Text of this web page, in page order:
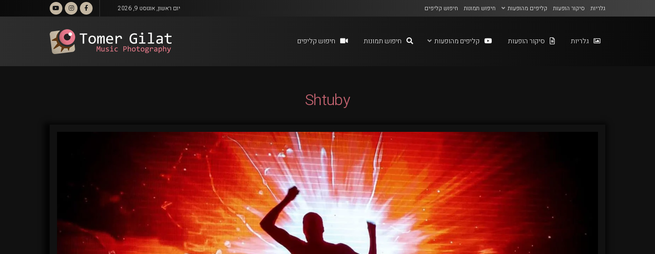
גלריות סיקור הופעות קליפים מהופעות חיפוש תמונות חיפוש קליפים יום ראשון, אוגוסט 9, 2026
גלריות סיקור הופעות קליפים מהופעות חיפוש תמונות חיפוש קליפים
Shtuby